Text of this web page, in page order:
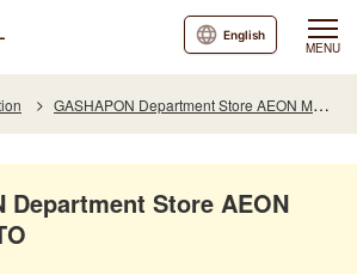
MENU
English
GASHAPON Department Store AEON MALL KYOTO
Department Store AEON